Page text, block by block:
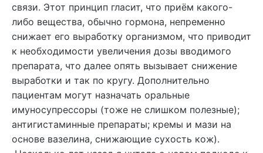
связи. Этот принцип гласит, что приём какого-
либо вещества, обычно гормона, непременно
снижает его выработку организмом, что приводит
к необходимости увеличения дозы вводимого
препарата, что далее опять вызывает снижение
выработки и так по кругу. Дополнительно
пациентам могут назначать оральные
имуносупрессоры (тоже не слишком полезные);
антигистаминные препараты; кремы и мази на
основе вазелина, снижающие сухость кож).